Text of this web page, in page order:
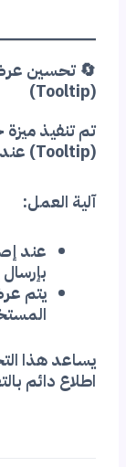
🔄 تحسين
(Tooltip)
تم تنفيذ
(Tooltip) عند إصدار تحديث جديد.
آلية العمل:
عند
يساعد هذا
اطلاع دائم